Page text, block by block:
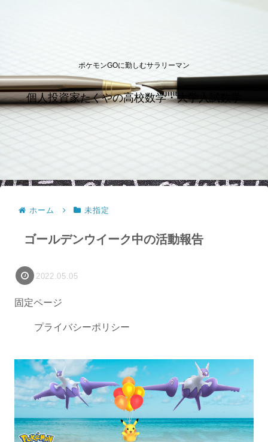
ポケモンGOに勤しむサラリーマン
個人投資家たくやの高校数学・大学入試数学
ホーム 未指定
ゴールデンウイーク中の活動報告
2022.05.05
固定ページ
プライバシーポリシー